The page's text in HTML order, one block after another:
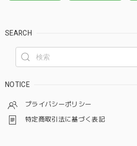
SEARCH
NOTICE
プライバシーポリシー
特定商取引法に基づく表記